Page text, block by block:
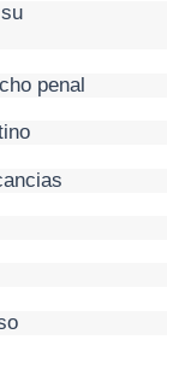
penal